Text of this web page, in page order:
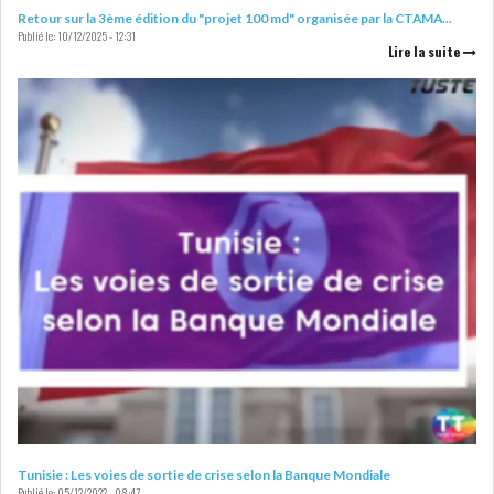
ENTRÉE EN VIGUEUR DE LA
TAXE SUR LE PATR...
FISCALITÉ : LONGUE LISTE
DES ACTIVITÉS Q...
BOURSE DE TUNIS : UN OUTIL
Retour sur la 3ème édition du "projet 100 md" organisée par la CTAMA...
Publié le:10/12/2025 - 12:31
Lire la suite
Tunisie : Les voies de sortie de crise selon la Banque Mondiale